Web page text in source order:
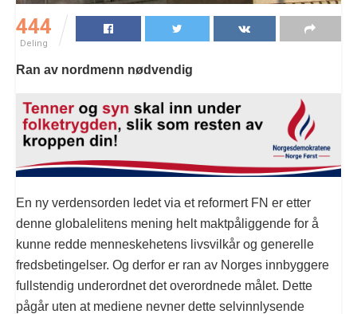
444
Deling
Ran av nordmenn nødvendig
En ny verdensorden ledet via et reformert FN er etter
denne globalelitens mening helt maktpåliggende for å
kunne redde menneskehetens livsvilkår og generelle
fredsbetingelser. Og derfor er ran av Norges innbyggere
fullstendig underordnet det overordnede målet. Dette
pågår uten at mediene nevner dette selvinnlysende